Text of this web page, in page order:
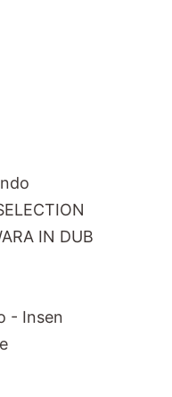
IN DUB
- Insen